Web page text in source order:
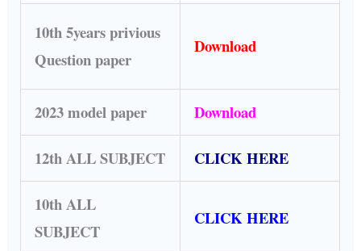
10th 5years privious
Question paper
Download
2023 model paper Download
12th ALL SUBJECT CLICK HERE
10th ALL
SUBJECT
CLICK HERE